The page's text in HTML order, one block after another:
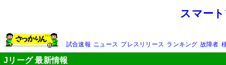
スマー
試合速報 ニュース プレスリリース ランキング 故障者
Jリーグ 最新情報